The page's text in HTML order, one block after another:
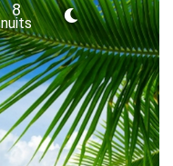
8
nuits